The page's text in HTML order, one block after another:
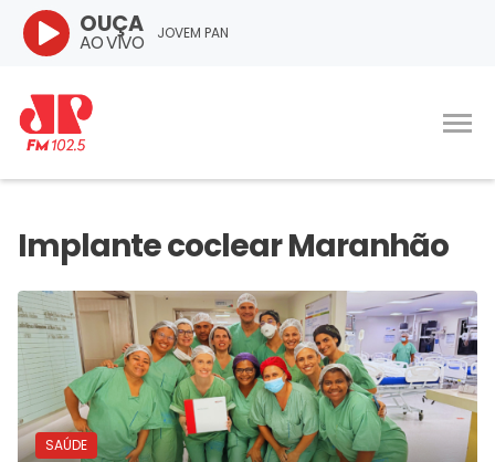
JOVEM PAN
OUÇA
AO VIVO
SAÚDE